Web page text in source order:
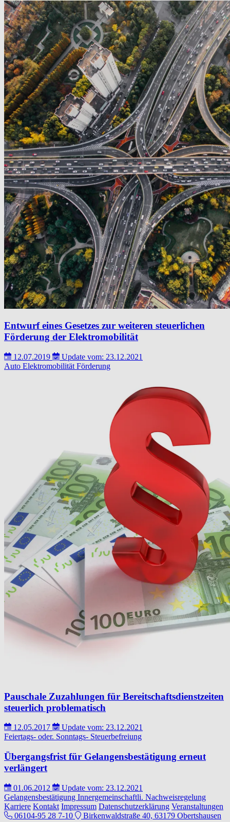
Entwurf eines Gesetzes zur weiteren steuerlichen
Förderung der Elektromobilität
12.07.2019
Update vom: 23.12.2021
Auto Elektromobilität Förderung
Pauschale Zuzahlungen für Bereitschaftsdienstzeiten
steuerlich problematisch
12.05.2017
Update vom: 23.12.2021
Feiertags- oder. Sonntags- Steuerbefreiung
Übergangsfrist für Gelangensbestätigung erneut
verlängert
01.06.2012
Update vom: 23.12.2021
Gelangensbestätigung Innergemeinschaftli. Nachweisregelung
Karriere Kontakt Impressum Datenschutzerklärung Veranstaltungen
06104-95 28 7-10
Birkenwaldstraße 40, 63179 Obertshausen